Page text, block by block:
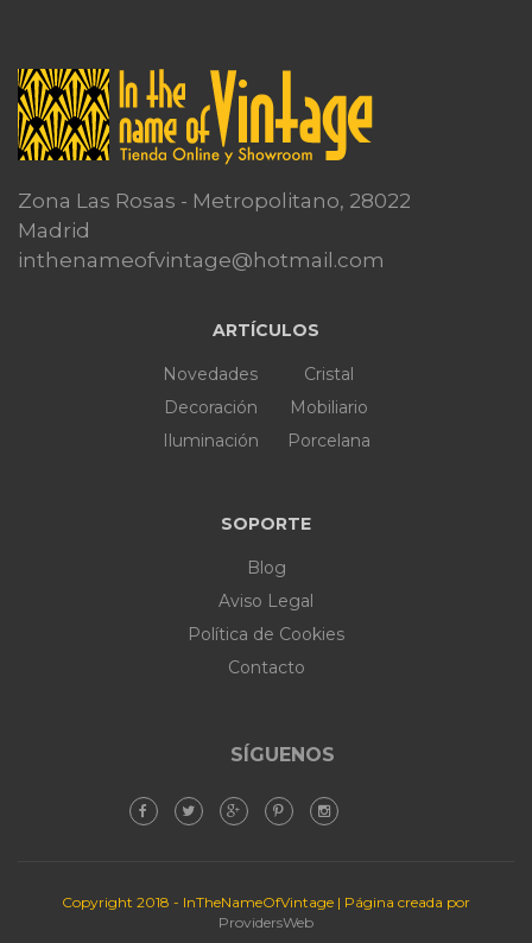
Zona Las Rosas - Metropolitano, 28022
Madrid
inthenameofvintage@hotmail.com
ARTÍCULOS
Novedades
Decoración
Iluminación
Cristal
Mobiliario
Porcelana
SOPORTE
Blog
Aviso Legal
Política de Cookies
Contacto
SÍGUENOS
Copyright 2018 - InTheNameOfVintage | Página creada por
ProvidersWeb